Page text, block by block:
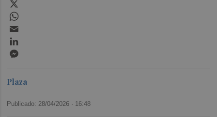
Plaza
Publicado: 28/04/2026 · 16:48